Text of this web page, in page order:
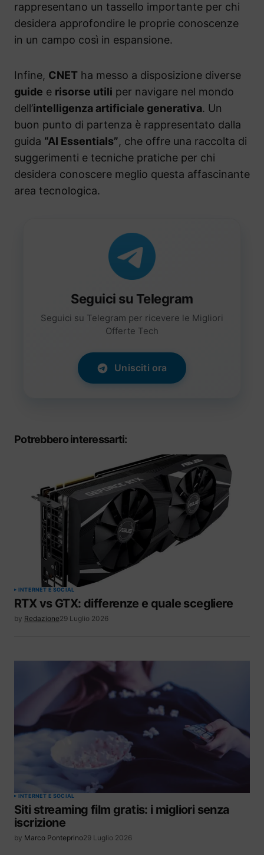
rappresentano un tassello importante per chi
desidera approfondire le proprie conoscenze
in un campo così in espansione.
Infine, CNET ha messo a disposizione diverse
guide e risorse utili per navigare nel mondo
dell’intelligenza artificiale generativa. Un
buon punto di partenza è rappresentato dalla
guida “AI Essentials”, che offre una raccolta di
suggerimenti e tecniche pratiche per chi
desidera conoscere meglio questa affascinante
area tecnologica.
Seguici su Telegram
Seguici su Telegram per ricevere le Migliori
Offerte Tech
Unisciti ora
Potrebbero interessarti:
INTERNET E SOCIAL
RTX vs GTX: differenze e quale scegliere
by Redazione29 Luglio 2026
INTERNET E SOCIAL
Siti streaming film gratis: i migliori senza
iscrizione
by Marco Ponteprino29 Luglio 2026